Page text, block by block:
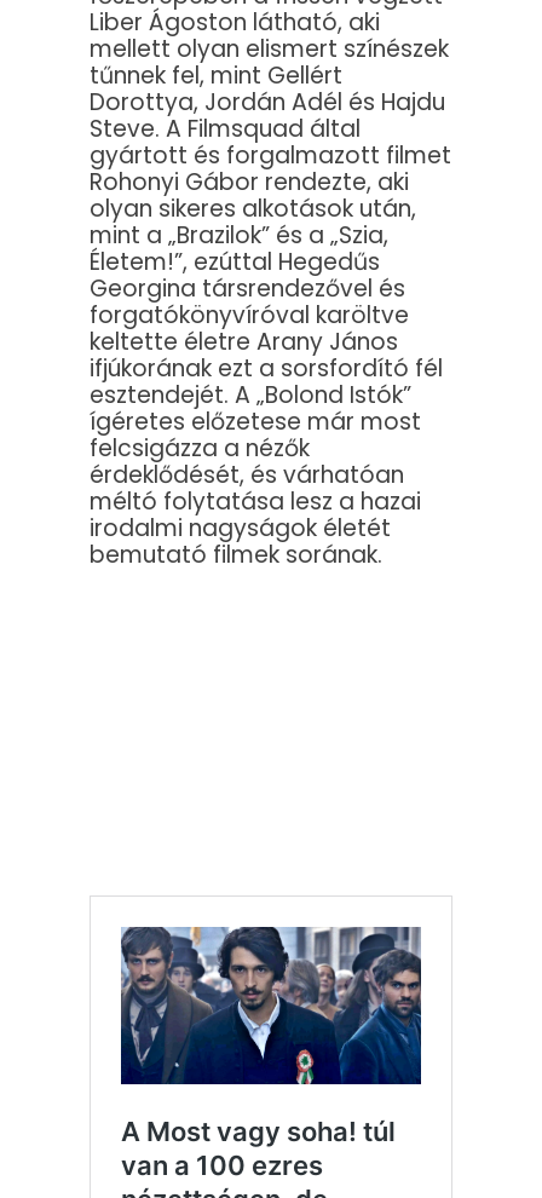
Liber Ágoston látható, aki
mellett olyan elismert színészek
tűnnek fel, mint Gellért
Dorottya, Jordán Adél és Hajdu
Steve. A Filmsquad által
gyártott és forgalmazott filmet
Rohonyi Gábor rendezte, aki
olyan sikeres alkotások után,
mint a „Brazilok” és a „Szia,
Életem!”, ezúttal Hegedűs
Georgina társrendezővel és
forgatókönyvíróval karöltve
keltette életre Arany János
ifjúkorának ezt a sorsfordító fél
esztendejét. A „Bolond Istók”
ígéretes előzetese már most
felcsigázza a nézők
érdeklődését, és várhatóan
méltó folytatása lesz a hazai
irodalmi nagyságok életét
bemutató filmek sorának.